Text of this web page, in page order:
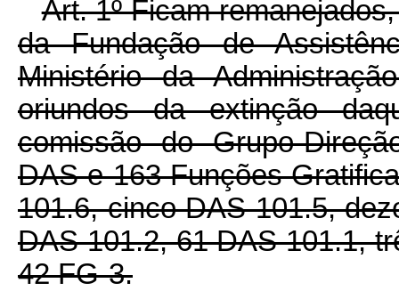
Art. 1º Ficam
da Fundação de
Ministério da
oriundos da extinção
comissão do Grupo-
DAS e 163 Funções
101.6, cinco DAS 101.5,
DAS 101.2, 61 DAS 101.1,
42 FG-3.